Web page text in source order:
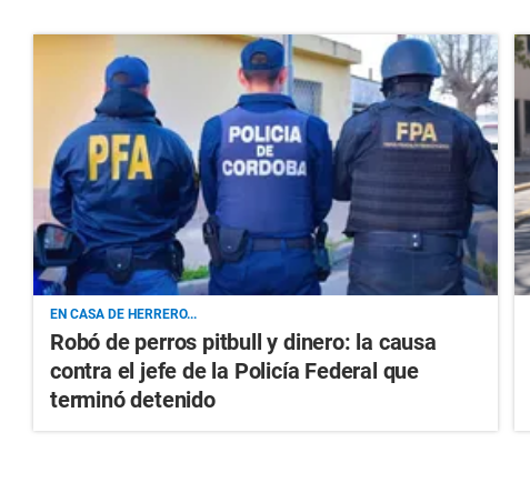
EN CASA DE HERRERO...
Robó de perros pitbull y dinero: la causa
contra el jefe de la Policía Federal que
terminó detenido